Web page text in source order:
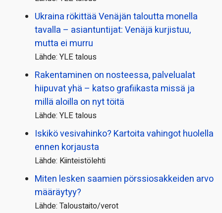
Ukraina rökittää Venäjän taloutta monella
tavalla – asiantuntijat: Venäjä kurjistuu,
mutta ei murru
Lähde: YLE talous
Rakentaminen on nosteessa, palvelualat
hiipuvat yhä – katso grafiikasta missä ja
millä aloilla on nyt töitä
Lähde: YLE talous
Iskikö vesivahinko? Kartoita vahingot huolella
ennen korjausta
Lähde: Kiinteistölehti
Miten lesken saamien pörssi­osakkeiden arvo
määräytyy?
Lähde: Taloustaito/verot